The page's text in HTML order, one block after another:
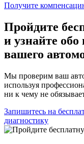
Получите
Пройдите
и узнайте обо
вашего
Мы проверим ваш
используя
ни к чему не
Запишитесь на
диагностику